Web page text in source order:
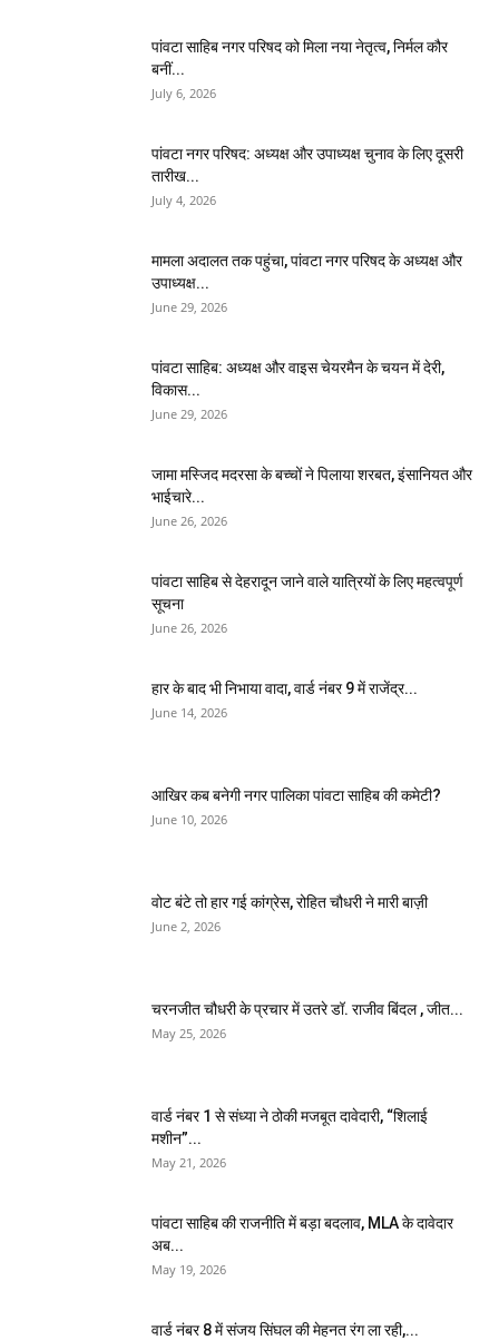
पांवटा साहिब नगर परिषद को मिला नया नेतृत्व, निर्मल कौर
बनीं...
July 6, 2026
पांवटा नगर परिषद: अध्यक्ष और उपाध्यक्ष चुनाव के लिए दूसरी
तारीख...
July 4, 2026
मामला अदालत तक पहुंचा, पांवटा नगर परिषद के अध्यक्ष और
उपाध्यक्ष...
June 29, 2026
पांवटा साहिब: अध्यक्ष और वाइस चेयरमैन के चयन में देरी,
विकास...
June 29, 2026
जामा मस्जिद मदरसा के बच्चों ने पिलाया शरबत, इंसानियत और
भाईचारे...
June 26, 2026
पांवटा साहिब से देहरादून जाने वाले यात्रियों के लिए महत्वपूर्ण
सूचना
June 26, 2026
हार के बाद भी निभाया वादा, वार्ड नंबर 9 में राजेंद्र...
June 14, 2026
आखिर कब बनेगी नगर पालिका पांवटा साहिब की कमेटी?
June 10, 2026
वोट बंटे तो हार गई कांग्रेस, रोहित चौधरी ने मारी बाज़ी
June 2, 2026
चरनजीत चौधरी के प्रचार में उतरे डॉ. राजीव बिंदल , जीत...
May 25, 2026
वार्ड नंबर 1 से संध्या ने ठोकी मजबूत दावेदारी, “शिलाई
मशीन”...
May 21, 2026
पांवटा साहिब की राजनीति में बड़ा बदलाव, MLA के दावेदार
अब...
May 19, 2026
वार्ड नंबर 8 में संजय सिंघल की मेहनत रंग ला रही,...